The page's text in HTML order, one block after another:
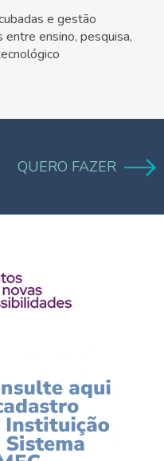
e gestão
entre ensino, pesquisa,
QUERO FAZER